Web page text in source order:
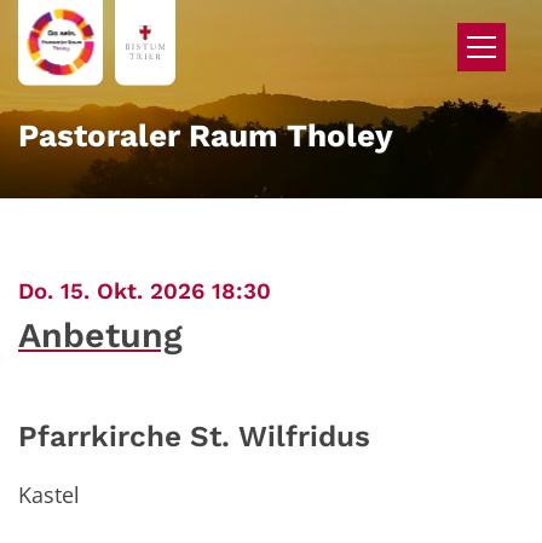
Zum Inhalt springen
Pastoraler Raum Tholey
Do. 15. Okt. 2026 18:30
Anbetung
Pfarrkirche St. Wilfridus
Kastel